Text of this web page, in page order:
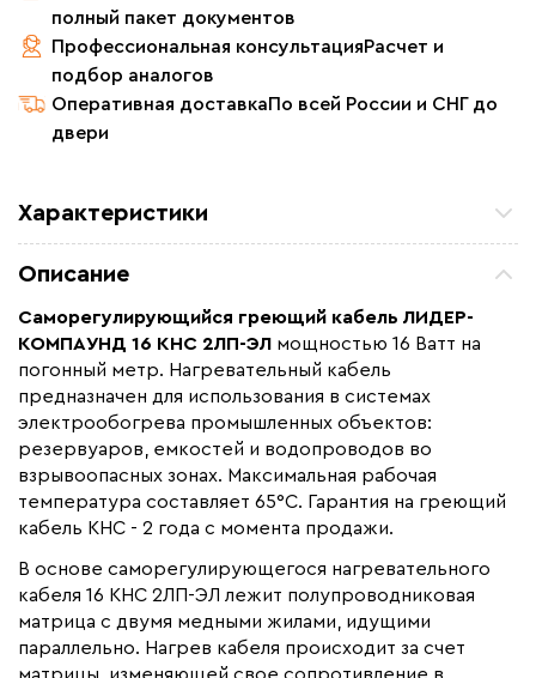
полный пакет документов
Профессиональная консультацияРасчет и
подбор аналогов
Оперативная доставкаПо всей России и СНГ до
двери
Характеристики
нефте -газопроводов, Для
Монтаж Внутренний, Наружный
Толщина (мм)
Страна производства
Гарантия (год)
Срок службы(год)
Область применения
Архитектурный обогрев,
Максимальная температура(C)
Тип кабеля саморегулирующийся
Коллекция Кабели КНС
Описание
Саморегулирующийся греющий кабель ЛИДЕР-
КОМПАУНД 16 КНС 2ЛП-ЭЛ мощностью 16 Ватт на
погонный метр. Нагревательный кабель
предназначен для использования в системах
электрообогрева промышленных объектов:
резервуаров, емкостей и водопроводов во
взрывоопасных зонах. Максимальная рабочая
температура составляет 65°С. Гарантия на греющий
кабель КНС - 2 года с момента продажи.
В основе саморегулирующегося нагревательного
кабеля 16 КНС 2ЛП-ЭЛ лежит полупроводниковая
матрица с двумя медными жилами, идущими
параллельно. Нагрев кабеля происходит за счет